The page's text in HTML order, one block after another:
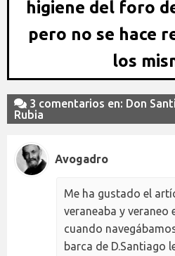
higiene del foro
pero no se hace
los
3 comentarios en: Don
Rubia
Avogadro
Me ha gustado el
veraneaba y veraneo
cuando
barca de D.Santiago